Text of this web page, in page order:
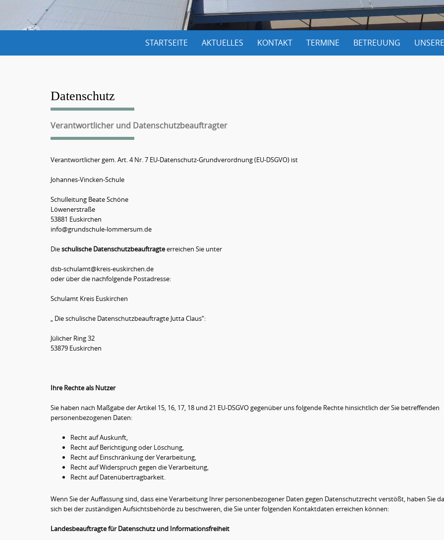
STARTSEITE AKTUELLES KONTAKT TERMINE BETREUUNG
Datenschutz
Verantwortlicher und Datenschutzbeauftragter
Verantwortlicher gem. Art. 4 Nr. 7 EU-Datenschutz-Grundverordnung (EU-DSGVO) ist
Johannes-Vincken-Schule
Schulleitung Beate Schöne
Löwenerstraße
53881 Euskirchen
info@grundschule-lommersum.de
Dieschulische Datenschutzbeauftragteerreichen Sie unter
dsb-schulamt@kreis-euskirchen.de
oder über die nachfolgende Postadresse:
Schulamt Kreis Euskirchen
„ Die schulische Datenschutzbeauftragte Jutta Claus“:
Jülicher Ring 32
53879 Euskirchen
Ihre Rechte als Nutzer
Sie haben nach Maßgabe der Artikel 15, 16, 17, 18 und 21 EU-DSGVO gegenüber uns folgende Rechte hinsichtlich der Sie betreffenden
personenbezogenen Daten:
Recht auf Auskunft,
Recht auf Berichtigung oder Löschung,
Recht auf Einschränkung der Verarbeitung,
Recht auf Widerspruch gegen die Verarbeitung,
Recht auf Datenübertragbarkeit.
Wenn Sie der Auffassung sind, dass eine Verarbeitung Ihrer personenbezogener Daten gegen Datenschutzrecht verstößt, haben Sie
sich bei der zuständigen Aufsichtsbehörde zu beschweren, die Sie unter folgenden Kontaktdaten erreichen können:
Landesbeauftragte für Datenschutz und Informationsfreiheit